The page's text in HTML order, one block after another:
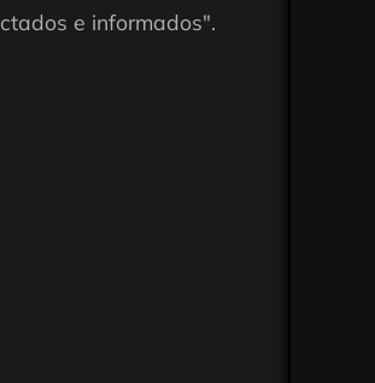
e informados".